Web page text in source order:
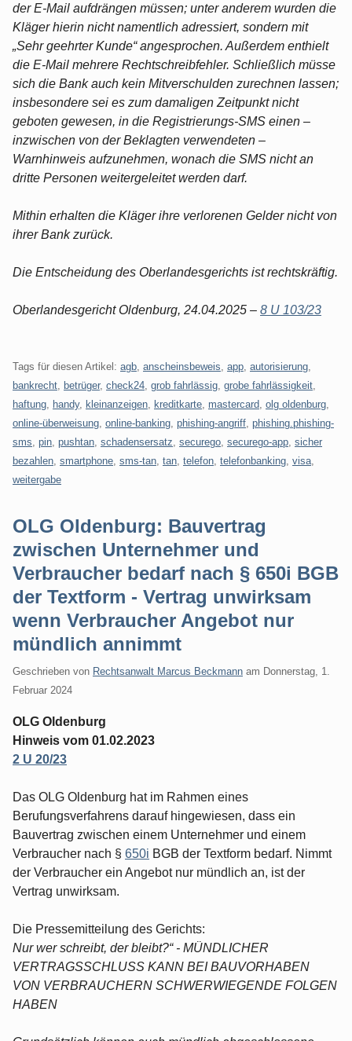
der E-Mail aufdrängen müssen; unter anderem wurden die
Kläger hierin nicht namentlich adressiert, sondern mit
„Sehr geehrter Kunde“ angesprochen. Außerdem enthielt
die E-Mail mehrere Rechtschreibfehler. Schließlich müsse
sich die Bank auch kein Mitverschulden zurechnen lassen;
insbesondere sei es zum damaligen Zeitpunkt nicht
geboten gewesen, in die Registrierungs-SMS einen –
inzwischen von der Beklagten verwendeten –
Warnhinweis aufzunehmen, wonach die SMS nicht an
dritte Personen weitergeleitet werden darf.
Mithin erhalten die Kläger ihre verlorenen Gelder nicht von
ihrer Bank zurück.
Die Entscheidung des Oberlandesgerichts ist rechtskräftig.
Oberlandesgericht Oldenburg, 24.04.2025 – 8 U 103/23
Tags für diesen Artikel: agb anscheinsbeweis app autorisierung
bankrecht
betrüger, check24 grob fahrlässig grobe fahrlässigkeit
haftung
handy, kleinanzeigen kreditkarte mastercard olg oldenburg
online-überweisung online-banking phishing-angriff phishing.phishing-
sms pin pushtan schadensersatz securego securego-app sicher
bezahlen smartphone sms-tan tan telefon telefonbanking visa
weitergabe
OLG Oldenburg: Bauvertrag
zwischen Unternehmer und
Verbraucher bedarf nach § 650i BGB
der Textform - Vertrag unwirksam
wenn Verbraucher Angebot nur
mündlich annimmt
Geschrieben von Rechtsanwalt Marcus Beckmann am Donnerstag, 1.
Februar 2024
OLG Oldenburg
Hinweis vom 01.02.2023
2 U 20/23
Das OLG Oldenburg hat im Rahmen eines
Berufungsverfahrens darauf hingewiesen, dass ein
Bauvertrag zwischen einem Unternehmer und einem
Verbraucher nach § 650i BGB der Textform bedarf. Nimmt
der Verbraucher ein Angebot nur mündlich an, ist der
Vertrag unwirksam.
Die Pressemitteilung des Gerichts:
Nur wer schreibt, der bleibt?“ - MÜNDLICHER
VERTRAGSSCHLUSS KANN BEI BAUVORHABEN
VON VERBRAUCHERN SCHWERWIEGENDE FOLGEN
HABEN